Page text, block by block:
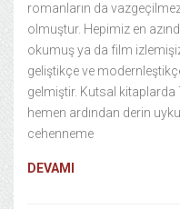
romanların da
olmuştur. Hepimiz en
okumuş ya da film
geliştikçe ve
gelmiştir. Kutsal kitaplarda
hemen ardından derin
cehenneme
DEVAMI